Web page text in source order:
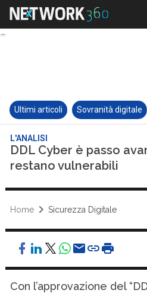
Ultimi articoli Sovranità digitale
L'ANALISI
DDL Cyber è passo
restano vulnerabili
Home Sicurezza Digitale
Con l’approvazione del